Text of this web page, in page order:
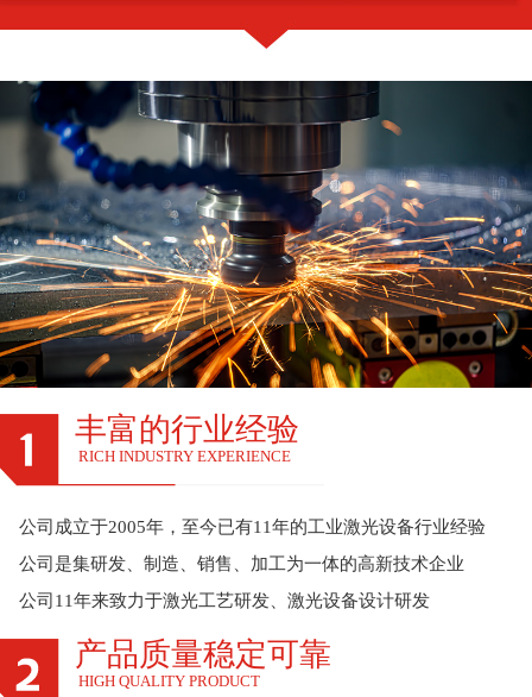
丰富的行业经验
RICH INDUSTRY EXPERIENCE
公司成立于2005年，至今已有11年的工业激光设备行业经验
公司是集研发、制造、销售、加工为一体的高新技术企业
公司11年来致力于激光工艺研发、激光设备设计研发
产品质量稳定可靠
HIGH QUALITY PRODUCT